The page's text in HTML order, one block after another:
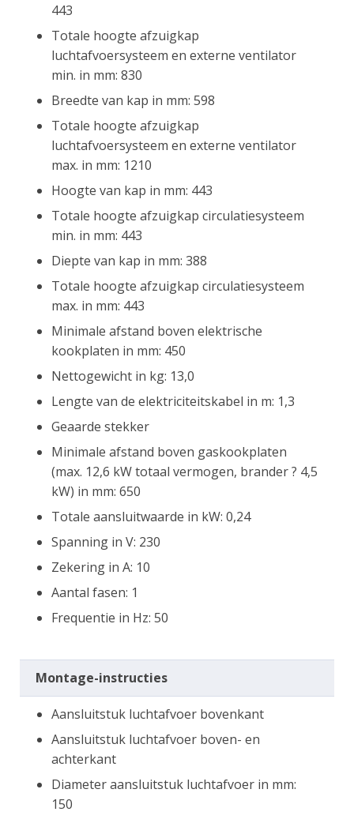
443
Totale hoogte afzuigkap
luchtafvoersysteem en externe ventilator
min. in mm: 830
Breedte van kap in mm: 598
Totale hoogte afzuigkap
luchtafvoersysteem en externe ventilator
max. in mm: 1210
Hoogte van kap in mm: 443
Totale hoogte afzuigkap circulatiesysteem
min. in mm: 443
Diepte van kap in mm: 388
Totale hoogte afzuigkap circulatiesysteem
max. in mm: 443
Minimale afstand boven elektrische
kookplaten in mm: 450
Nettogewicht in kg: 13,0
Lengte van de elektriciteitskabel in m: 1,3
Geaarde stekker
Minimale afstand boven gaskookplaten
(max. 12,6 kW totaal vermogen, brander ? 4,5
kW) in mm: 650
Totale aansluitwaarde in kW: 0,24
Spanning in V: 230
Zekering in A: 10
Aantal fasen: 1
Frequentie in Hz: 50
Montage-instructies
Aansluitstuk luchtafvoer bovenkant
Aansluitstuk luchtafvoer boven- en
achterkant
Diameter aansluitstuk luchtafvoer in mm:
150